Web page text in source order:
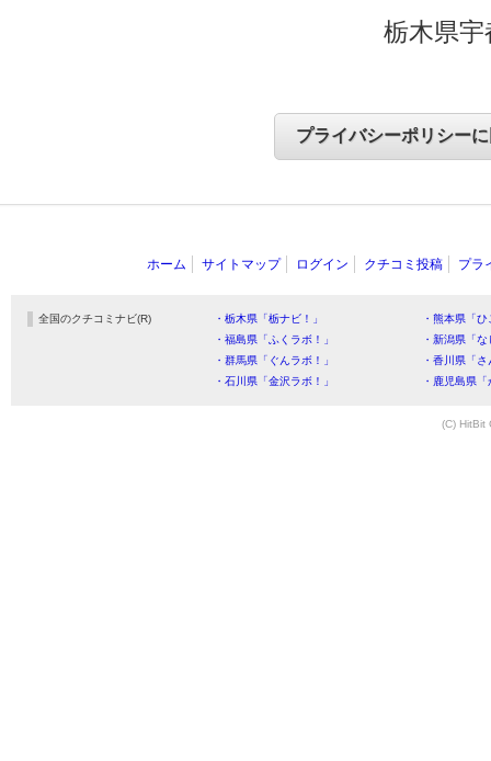
栃木県
ホーム サイトマップ ログイン クチコミ投稿 プラ
全国のクチコミナビ(R) ・栃木県「栃ナビ！」
・熊本県「
・福島県「ふくラボ！」
・新潟県「
・群馬県「ぐんラボ！」
・香川県「
・石川県「金沢ラボ！」
・鹿児島県
(C) HitBit